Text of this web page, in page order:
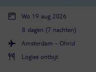
Wo 19 aug 2026
8 dagen (7 nachten)
Amsterdam - Ohrid
Logies ontbijt